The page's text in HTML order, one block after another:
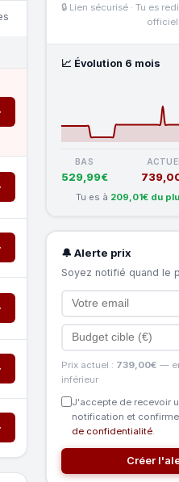
🔒 Lien sécurisé · Tu es
📈 Évolution 6 mois
BAS
529,99€
ACTUEL
Tu es à 209,01€ du
🔔 Alerte prix
Soyez notifié quand le
Prix actuel : 739,00€ —
inférieur
J'accepte de recevoir
notification et
de confidentialité.
Créer